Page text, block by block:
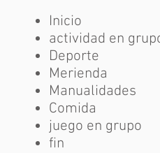
Inicio
actividad en
Deporte
Merienda
Manualidades
Comida
juego en grupo
fin